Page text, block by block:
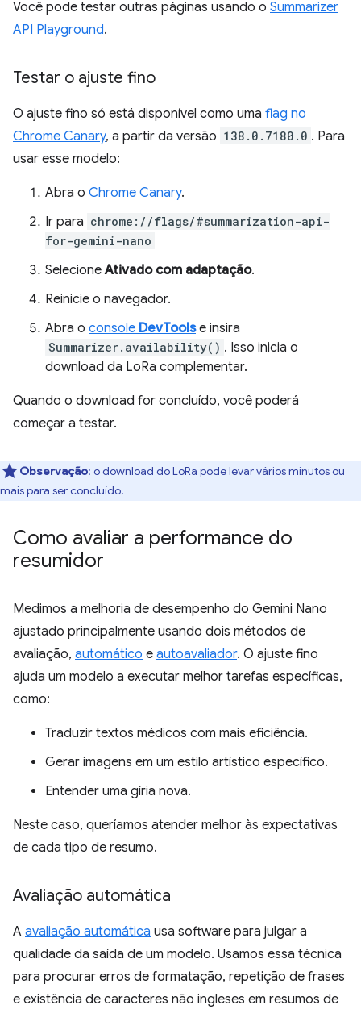
Você pode testar outras páginas usando o Summarizer
API Playground.
Testar o ajuste fino
O ajuste fino só está disponível como uma flag no
Chrome Canary, a partir da versão 138.0.7180.0 . Para
usar esse modelo:
Abra o Chrome Canary.
Ir para chrome://flags/#summarization-api-
for-gemini-nano
SelecioneAtivado com adaptação.
Reinicie o navegador.
Abra o console DevToolse insira
Summarizer.availability() . Isso inicia o
download da LoRa complementar.
Quando o download for concluído, você poderá
começar a testar.
Observação: o download do LoRa pode levar vários minutos ou
mais para ser concluído.
Como avaliar a performance do
resumidor
Medimos a melhoria de desempenho do Gemini Nano
ajustado principalmente usando dois métodos de
avaliação, automático e autoavaliador. O ajuste fino
ajuda um modelo a executar melhor tarefas específicas,
como:
Traduzir textos médicos com mais eficiência.
Gerar imagens em um estilo artístico específico.
Entender uma gíria nova.
Neste caso, queríamos atender melhor às expectativas
de cada tipo de resumo.
Avaliação automática
A avaliação automática usa software para julgar a
qualidade da saída de um modelo. Usamos essa técnica
para procurar erros de formatação, repetição de frases
e existência de caracteres não ingleses em resumos de